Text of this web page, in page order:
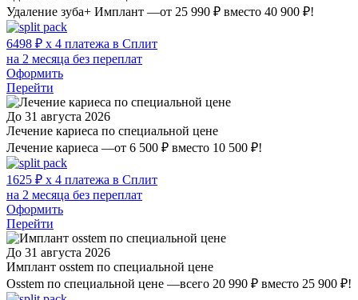
Удаление зуба+ Имплант —от 25 990 ₽ вместо 40 900 ₽!
6498 ₽ x 4 платежа в Сплит
на 2 месяца без переплат
Оформить
Перейти
До 31 августа 2026
Лечение кариеса по специальной цене
Лечение кариеса —от 6 500 ₽ вместо 10 500 ₽!
1625 ₽ x 4 платежа в Сплит
на 2 месяца без переплат
Оформить
Перейти
До 31 августа 2026
Имплант osstem по специальной цене
Osstem по специальной цене —всего 20 990 ₽ вместо 25 900 ₽!